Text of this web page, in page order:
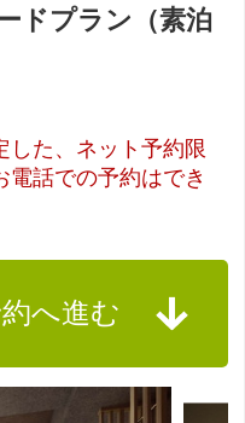
ドプラン（素泊
した、ネット予約限
電話での予約はでき
へ進む